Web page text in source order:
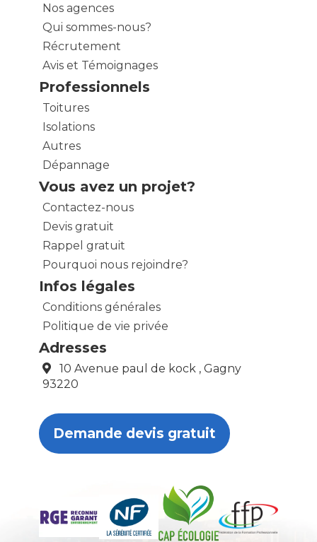
Nos agences
Qui sommes-nous?
Récrutement
Avis et Témoignages
Professionnels
Toitures
Isolations
Autres
Dépannage
Vous avez un projet?
Contactez-nous
Devis gratuit
Rappel gratuit
Pourquoi nous rejoindre?
Infos légales
Conditions générales
Politique de vie privée
Adresses
10 Avenue paul de kock , Gagny
93220
Demande devis gratuit